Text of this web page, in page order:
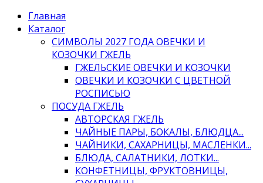
Главная
Каталог
СИМВОЛЫ 2027 ГОДА ОВЕЧКИ И
КОЗОЧКИ ГЖЕЛЬ
ГЖЕЛЬСКИЕ ОВЕЧКИ И КОЗОЧКИ
ОВЕЧКИ И КОЗОЧКИ С ЦВЕТНОЙ
РОСПИСЬЮ
ПОСУДА ГЖЕЛЬ
АВТОРСКАЯ ГЖЕЛЬ
ЧАЙНЫЕ ПАРЫ, БОКАЛЫ, БЛЮДЦА...
ЧАЙНИКИ, САХАРНИЦЫ, МАСЛЕНКИ...
БЛЮДА, САЛАТНИКИ, ЛОТКИ...
КОНФЕТНИЦЫ, ФРУКТОВНИЦЫ,